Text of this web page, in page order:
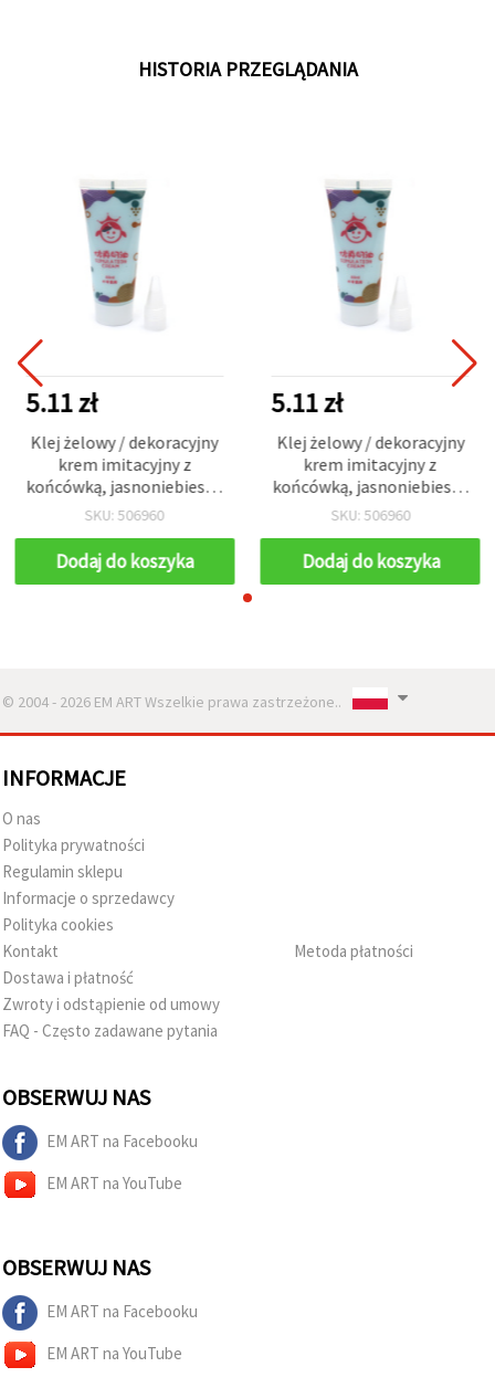
HISTORIA PRZEGLĄDANIA
5.11 zł
Klej żelowy / dekoracyjny
krem imitacyjny z
końcówką, jasnoniebieski,
50 ml
SKU: 506960
Dodaj do koszyka
5.11 zł
Klej żelowy / dekoracyjny
krem imitacyjny z
końcówką, jasnoniebieski,
50 ml
SKU: 506960
Dodaj do koszyka
© 2004 - 2026 EM ART Wszelkie prawa zastrzeżone..
INFORMACJE
O nas
Polityka prywatności
Regulamin sklepu
Informacje o sprzedawcy
Polityka cookies
Kontakt
Dostawa i płatność
Zwroty i odstąpienie od umowy
FAQ - Często zadawane pytania
Metoda płatności
OBSERWUJ NAS
EM ART na Facebooku
EM ART na YouTube
OBSERWUJ NAS
EM ART na Facebooku
EM ART na YouTube